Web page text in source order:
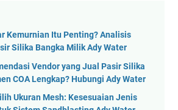
Kemurnian Itu Penting? Analisis
Silika Bangka Milik Ady Water
Vendor yang Jual Pasir Silika
COA Lengkap? Hubungi Ady Water
Ukuran Mesh: Kesesuaian Jenis